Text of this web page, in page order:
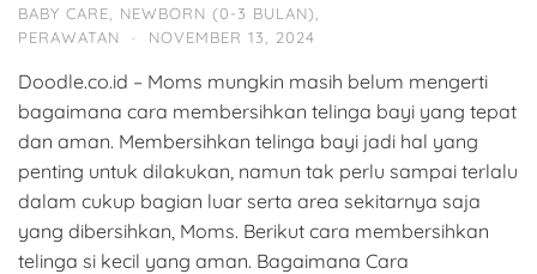
BABY CARE NEWBORN (0-3 BULAN)
PERAWATAN
· NOVEMBER 13, 2024
Doodle.co.id – Moms mungkin masih belum mengerti
bagaimana cara membersihkan telinga bayi yang tepat
dan aman. Membersihkan telinga bayi jadi hal yang
penting untuk dilakukan, namun tak perlu sampai terlalu
dalam cukup bagian luar serta area sekitarnya saja
yang dibersihkan, Moms. Berikut cara membersihkan
telinga si kecil yang aman. Bagaimana Cara